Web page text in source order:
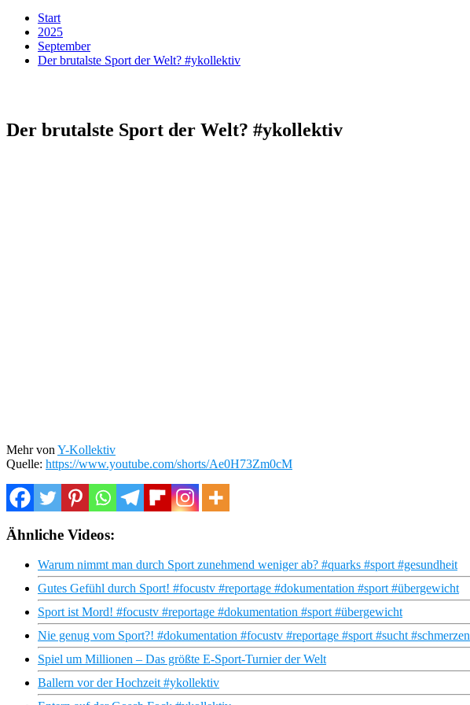
Start
2025
September
Der brutalste Sport der Welt? #ykollektiv
Der brutalste Sport der Welt? #ykollektiv
Mehr von Y-Kollektiv
Quelle: https://www.youtube.com/shorts/Ae0H73Zm0cM
Ähnliche Videos:
Warum nimmt man durch Sport zunehmend weniger ab? #quarks #sport #gesundheit
Gutes Gefühl durch Sport! #focustv #reportage #dokumentation #sport #übergewicht
Sport ist Mord! #focustv #reportage #dokumentation #sport #übergewicht
Nie genug vom Sport?! #dokumentation #focustv #reportage #sport #sucht #schmerzen
Spiel um Millionen – Das größte E-Sport-Turnier der Welt
Ballern vor der Hochzeit #ykollektiv